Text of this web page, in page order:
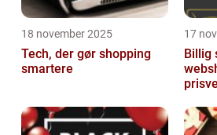
18 november 2025
Tech, der gør shopping
smartere
17
Billig